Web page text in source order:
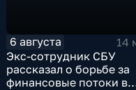
6 августа
14
Экс-сотрудник СБУ
рассказал о борьбе за
финансовые потоки в